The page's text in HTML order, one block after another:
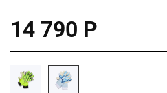
14 790 Р